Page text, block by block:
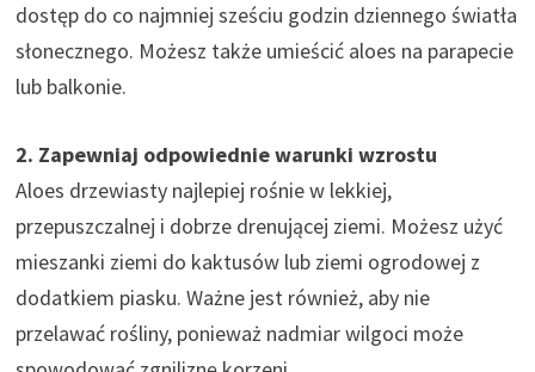
dostęp do co najmniej sześciu godzin dziennego światła
słonecznego. Możesz także umieścić aloes na parapecie
lub balkonie.
2. Zapewniaj odpowiednie warunki wzrostu
Aloes drzewiasty najlepiej rośnie w lekkiej,
przepuszczalnej i dobrze drenującej ziemi. Możesz użyć
mieszanki ziemi do kaktusów lub ziemi ogrodowej z
dodatkiem piasku. Ważne jest również, aby nie
przelawać rośliny, ponieważ nadmiar wilgoci może